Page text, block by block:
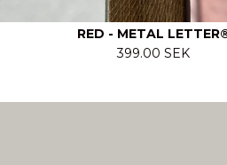
RED - METAL
399.00 SEK